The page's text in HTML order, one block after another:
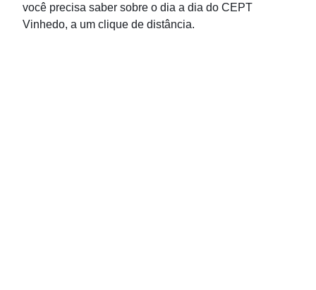
você precisa saber sobre o dia a dia do CEPT
Vinhedo, a um clique de distância.